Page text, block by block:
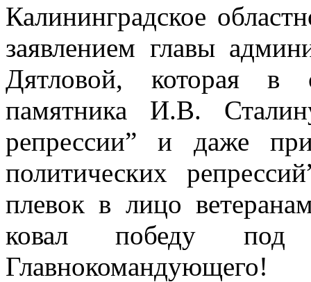
Калининградское
заявлением главы
Дятловой, которая в
памятника И.В.
репрессии” и даже
политических
плевок в лицо
ковал победу под
Главнокомандующего!